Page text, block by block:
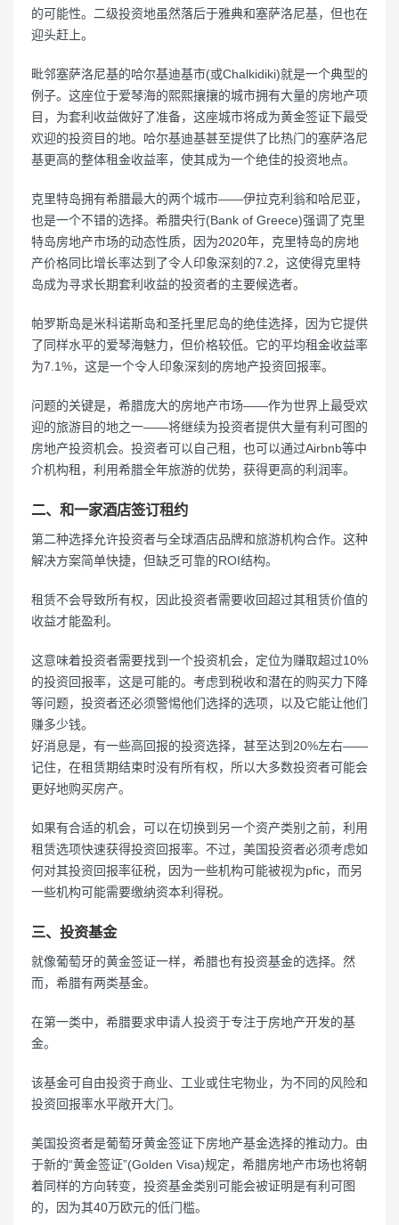
的可能性。二级投资地虽然落后于雅典和塞萨洛尼基，但也在
迎头赶上。
毗邻塞萨洛尼基的哈尔基迪基市(或Chalkidiki)就是一个典型的
例子。这座位于爱琴海的熙熙攘攘的城市拥有大量的房地产项
目，为套利收益做好了准备，这座城市将成为黄金签证下最受
欢迎的投资目的地。哈尔基迪基甚至提供了比热门的塞萨洛尼
基更高的整体租金收益率，使其成为一个绝佳的投资地点。
克里特岛拥有希腊最大的两个城市——伊拉克利翁和哈尼亚，
也是一个不错的选择。希腊央行(Bank of Greece)强调了克里
特岛房地产市场的动态性质，因为2020年，克里特岛的房地
产价格同比增长率达到了令人印象深刻的7.2，这使得克里特
岛成为寻求长期套利收益的投资者的主要候选者。
帕罗斯岛是米科诺斯岛和圣托里尼岛的绝佳选择，因为它提供
了同样水平的爱琴海魅力，但价格较低。它的平均租金收益率
为7.1%，这是一个令人印象深刻的房地产投资回报率。
问题的关键是，希腊庞大的房地产市场——作为世界上最受欢
迎的旅游目的地之一——将继续为投资者提供大量有利可图的
房地产投资机会。投资者可以自己租，也可以通过Airbnb等中
介机构租，利用希腊全年旅游的优势，获得更高的利润率。
二、和一家酒店签订租约
第二种选择允许投资者与全球酒店品牌和旅游机构合作。这种
解决方案简单快捷，但缺乏可靠的ROI结构。
租赁不会导致所有权，因此投资者需要收回超过其租赁价值的
收益才能盈利。
这意味着投资者需要找到一个投资机会，定位为赚取超过10%
的投资回报率，这是可能的。考虑到税收和潜在的购买力下降
等问题，投资者还必须警惕他们选择的选项，以及它能让他们
赚多少钱。
好消息是，有一些高回报的投资选择，甚至达到20%左右——
记住，在租赁期结束时没有所有权，所以大多数投资者可能会
更好地购买房产。
如果有合适的机会，可以在切换到另一个资产类别之前，利用
租赁选项快速获得投资回报率。不过，美国投资者必须考虑如
何对其投资回报率征税，因为一些机构可能被视为pfic，而另
一些机构可能需要缴纳资本利得税。
三、投资基金
就像葡萄牙的黄金签证一样，希腊也有投资基金的选择。然
而，希腊有两类基金。
在第一类中，希腊要求申请人投资于专注于房地产开发的基
金。
该基金可自由投资于商业、工业或住宅物业，为不同的风险和
投资回报率水平敞开大门。
美国投资者是葡萄牙黄金签证下房地产基金选择的推动力。由
于新的“黄金签证”(Golden Visa)规定，希腊房地产市场也将朝
着同样的方向转变，投资基金类别可能会被证明是有利可图
的，因为其40万欧元的低门槛。